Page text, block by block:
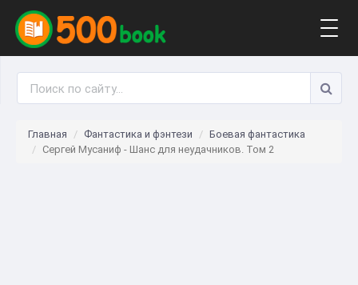
Главная Фантастика и фэнтези
Боевая фантастика
Сергей Мусаниф - Шанс для неудачников. Том 2